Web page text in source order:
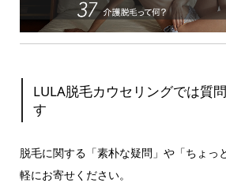
LULA脱毛カウセリングでは質
す
脱毛に関する「素朴な疑問」や「ちょっ
軽にお寄せください。